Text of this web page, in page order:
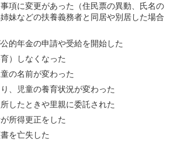
項に変更があった（住民票の異動、氏名の
妹などの扶養義務者と同居や別居した場合
的年金の申請や受給を開始した
）しなくなった
の名前が変わった
、児童の養育状況が変わった
したときや里親に委託された
所得更正をした
を亡失した